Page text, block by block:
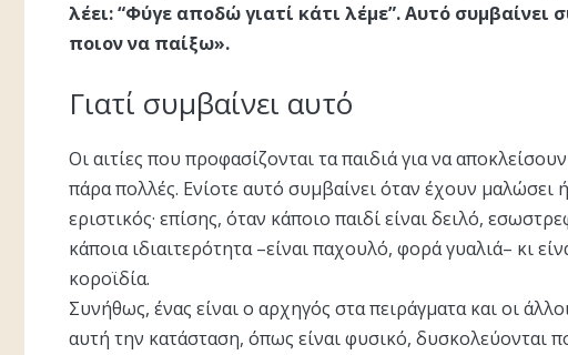
λέει: “Φύγε αποδώ γιατί κάτι λέμε”. Αυτό συμβαίνει
ποιον να παίξω».
Γιατί συμβαίνει αυτό
Οι αιτίες που προφασίζονται τα παιδιά για να
πάρα πολλές. Ενίοτε αυτό συμβαίνει όταν έχουν μαλώσει
εριστικός· επίσης, όταν κάποιο παιδί είναι δειλό,
κάποια ιδιαιτερότητα –είναι παχουλό, φορά γυαλιά– κι
κοροϊδία.
Συνήθως, ένας είναι ο αρχηγός στα πειράγματα και οι
αυτή την κατάσταση, όπως είναι φυσικό,